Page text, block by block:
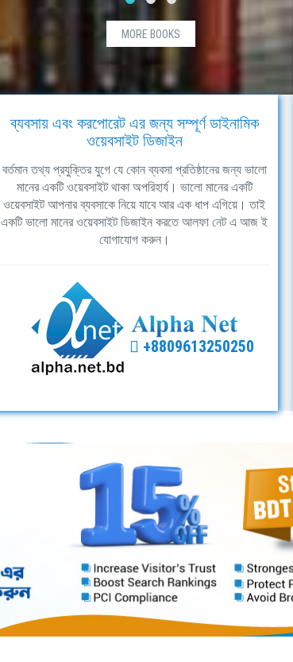
MORE BOOKS
ব্যবসায় এবং করপোরেট এর জন্য সম্পূর্ণ ডাইনামিক
ওয়েবসাইট ডিজাইন
বর্তমান তথ্য প্রযুক্তির যুগে যে কোন ব্যবসা প্রতিষ্ঠানের জন্য ভালো
মানের একটি ওয়েবসাইট থাকা অপরিহার্য। ভালো মানের একটি
ওয়েবসাইট আপনার ব্যবসাকে নিয়ে যাবে আর এক ধাপ এগিয়ে। তাই
একটি ভালো মানের ওয়েবসাইট ডিজাইন করতে আলফা নেট এ আজ ই
যোগাযোগ করুন।
+8809613250250